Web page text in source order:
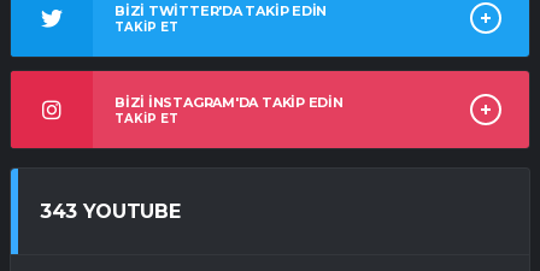
BİZİ TWİTTER'DA TAKİP EDİN
TAKİP ET
BİZİ İNSTAGRAM'DA TAKİP EDİN
TAKİP ET
343 YOUTUBE